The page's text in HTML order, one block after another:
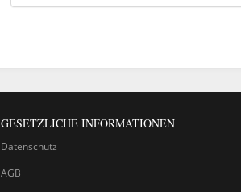
GESETZLICHE INFORMATIONEN
Datenschutz
AGB